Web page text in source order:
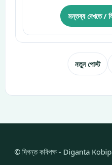
মন্তব্য দেখতে /
নতুন পোস্ট
© দিগন্ত কবিপক্ষ - Diganta